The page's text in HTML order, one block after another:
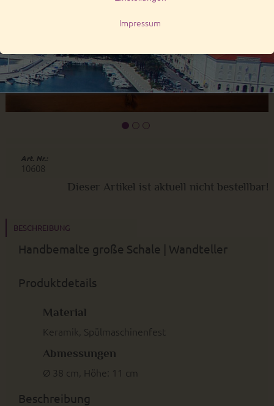
Art. Nr.:
10608
Dieser Artikel ist aktuell nicht bestellbar!
BESCHREIBUNG
Handbemalte große Schale | Wandteller
Produktdetails
Material
Keramik, Spülmaschinenfest
Abmessungen
Ø 38 cm, Höhe: 11 cm
Beschreibung